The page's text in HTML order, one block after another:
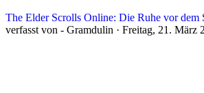
The Elder Scrolls Online: Die Ruhe vor dem
verfasst von - Gramdulin · Freitag, 21. März